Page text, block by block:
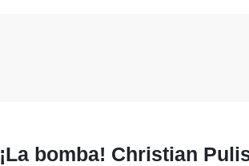
¡La bomba! Christian